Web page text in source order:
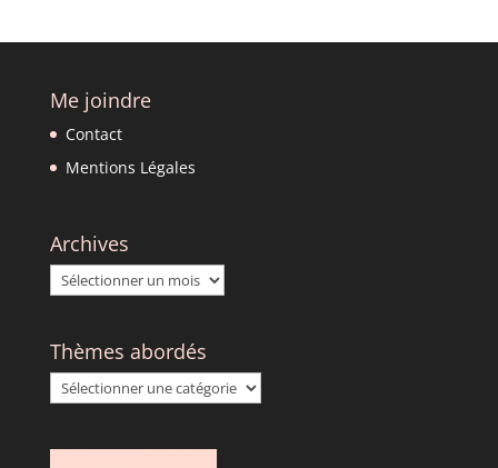
Me joindre
Contact
Mentions Légales
Archives
Archives
Thèmes abordés
Thèmes
abordés